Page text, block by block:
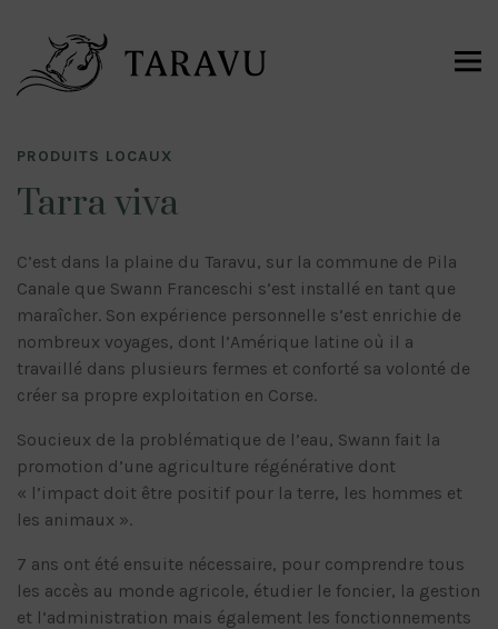
PRODUITS LOCAUX
Tarra viva
C’est dans la plaine du Taravu, sur la commune de Pila
Canale que Swann Franceschi s’est installé en tant que
maraîcher. Son expérience personnelle s’est enrichie de
nombreux voyages, dont l’Amérique latine où il a
travaillé dans plusieurs fermes et conforté sa volonté de
créer sa propre exploitation en Corse.
Soucieux de la problématique de l’eau, Swann fait la
promotion d’une agriculture régénérative dont
« l’impact doit être positif pour la terre, les hommes et
les animaux ».
7 ans ont été ensuite nécessaire, pour comprendre tous
les accès au monde agricole, étudier le foncier, la gestion
et l’administration mais également les fonctionnements